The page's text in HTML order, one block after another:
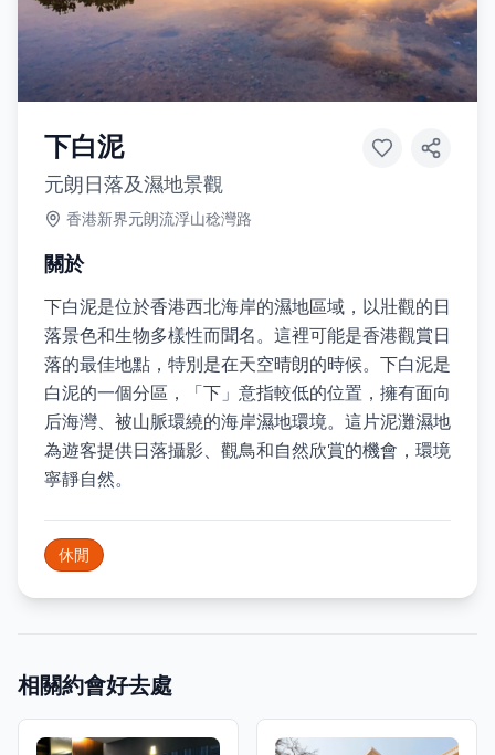
下白泥
元朗日落及濕地景觀
香港新界元朗流浮山稔灣路
關於
下白泥是位於香港西北海岸的濕地區域，以壯觀的日
落景色和生物多樣性而聞名。這裡可能是香港觀賞日
落的最佳地點，特別是在天空晴朗的時候。下白泥是
白泥的一個分區，「下」意指較低的位置，擁有面向
后海灣、被山脈環繞的海岸濕地環境。這片泥灘濕地
為遊客提供日落攝影、觀鳥和自然欣賞的機會，環境
寧靜自然。
休閒
相關約會好去處